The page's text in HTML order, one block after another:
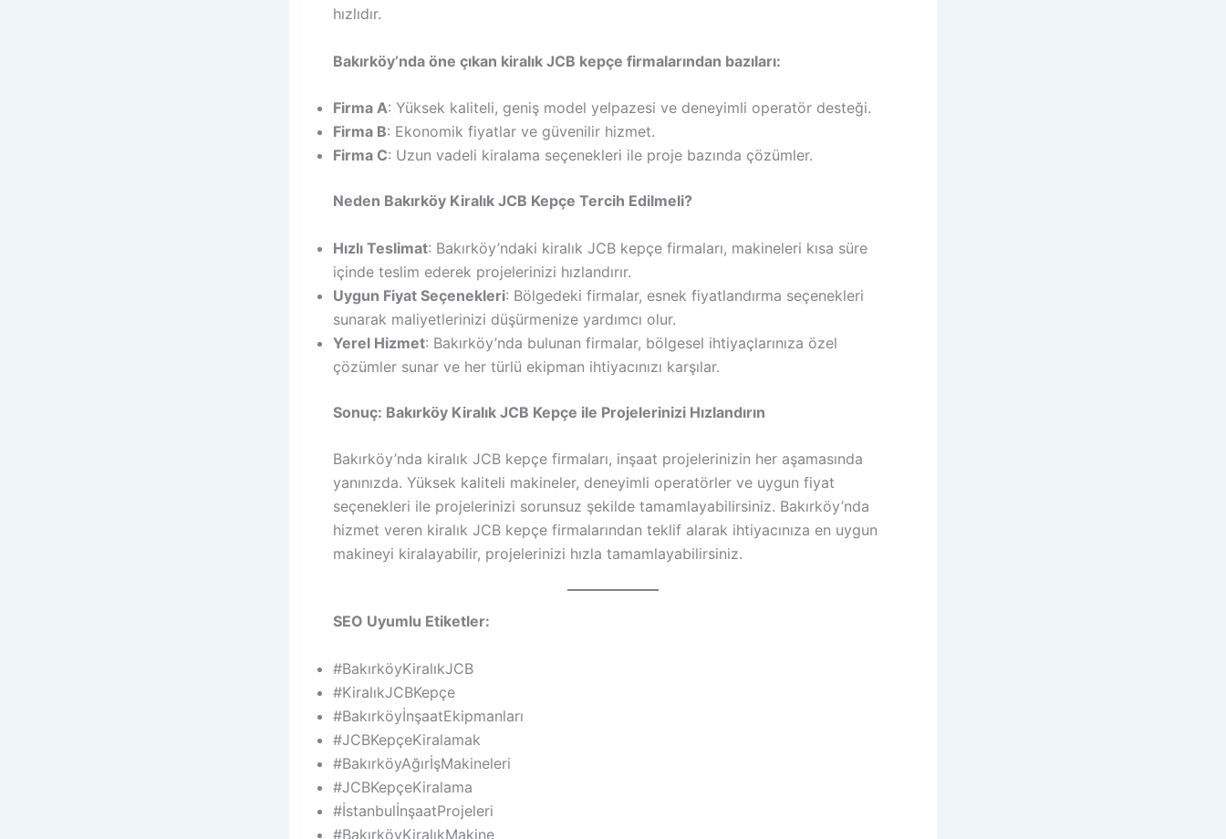
hızlıdır.
Bakırköy’nda öne çıkan kiralık JCB kepçe firmalarından bazıları:
Firma A: Yüksek kaliteli, geniş model yelpazesi ve deneyimli operatör desteği.
Firma B: Ekonomik fiyatlar ve güvenilir hizmet.
Firma C: Uzun vadeli kiralama seçenekleri ile proje bazında çözümler.
Neden Bakırköy Kiralık JCB Kepçe Tercih Edilmeli?
Hızlı Teslimat: Bakırköy’ndaki kiralık JCB kepçe firmaları, makineleri kısa süre
içinde teslim ederek projelerinizi hızlandırır.
Uygun Fiyat Seçenekleri: Bölgedeki firmalar, esnek fiyatlandırma seçenekleri
sunarak maliyetlerinizi düşürmenize yardımcı olur.
Yerel Hizmet: Bakırköy’nda bulunan firmalar, bölgesel ihtiyaçlarınıza özel
çözümler sunar ve her türlü ekipman ihtiyacınızı karşılar.
Sonuç: Bakırköy Kiralık JCB Kepçe ile Projelerinizi Hızlandırın
Bakırköy’nda kiralık JCB kepçe firmaları, inşaat projelerinizin her aşamasında
yanınızda. Yüksek kaliteli makineler, deneyimli operatörler ve uygun fiyat
seçenekleri ile projelerinizi sorunsuz şekilde tamamlayabilirsiniz. Bakırköy’nda
hizmet veren kiralık JCB kepçe firmalarından teklif alarak ihtiyacınıza en uygun
makineyi kiralayabilir, projelerinizi hızla tamamlayabilirsiniz.
SEO Uyumlu Etiketler:
#BakırköyKiralıkJCB
#KiralıkJCBKepçe
#BakırköyİnşaatEkipmanları
#JCBKepçeKiralamak
#BakırköyAğırİşMakineleri
#JCBKepçeKiralama
#İstanbulİnşaatProjeleri
#BakırköyKiralıkMakine